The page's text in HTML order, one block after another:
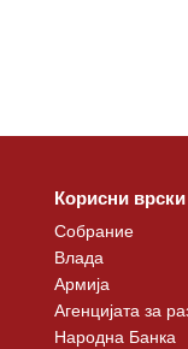
Корисни врски
Собрание
Влада
Армија
Агенцијата за
Народна Банка